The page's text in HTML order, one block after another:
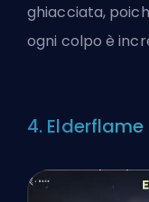
ghiacciata,
ogni colpo è
4.